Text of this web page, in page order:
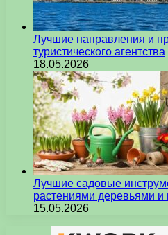
Лучшие направления и
туристического агентства
18.05.2026
Лучшие садовые
растениями деревьями и
15.05.2026